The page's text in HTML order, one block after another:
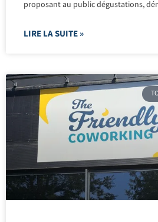
proposant au public dégustations,
LIRE LA SUITE »